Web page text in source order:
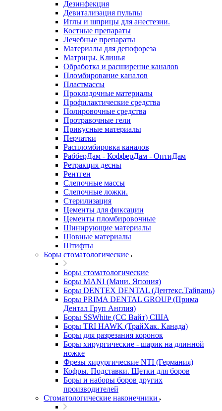
Дезинфекция
Девитализация пульпы
Иглы и шприцы для анестезии.
Костные препараты
Лечебные препараты
Материалы для депофореза
Матрицы. Клинья
Обработка и расширение каналов
Пломбирование каналов
Пластмассы
Прокладочные материалы
Профилактические средства
Полировочные средства
Протравочные гели
Прикусные материалы
Перчатки
Распломбировка каналов
РабберДам - КофферДам - ОптиДам
Ретракция десны
Рентген
Слепочные массы
Слепочные ложки.
Стерилизация
Цементы для фиксации
Цементы пломбировочные
Шинирующие материалы
Шовные материалы
Штифты
Боры стоматологические
Боры стоматологические
Боры MANI (Мани. Япония)
Боры DENTEX DENTAL (Дентекс.Тайвань)
Боры PRIMA DENTAL GROUP (Прима
Дентал Груп Англия)
Боры SSWhite (СС Вайт) США
Боры TRI HAWK (ТрайХак. Канада)
Боры для разрезания коронок
Боры хирургические - шарик на длинной
ножке
Фрезы хирургические NTI (Германия)
Кофры. Подставки. Щетки для боров
Боры и наборы боров других
производителей
Стоматологические наконечники